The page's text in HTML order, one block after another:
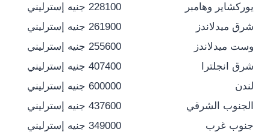
يوركشاير وهامبر
228100 جنيه إسترليني
شرق ميدلاندز
261900 جنيه إسترليني
وست ميدلاندز
255600 جنيه إسترليني
شرق انجلترا
407400 جنيه إسترليني
لندن
600000 جنيه إسترليني
الجنوب الشرقي
437600 جنيه إسترليني
جنوب غرب
349000 جنيه إسترليني